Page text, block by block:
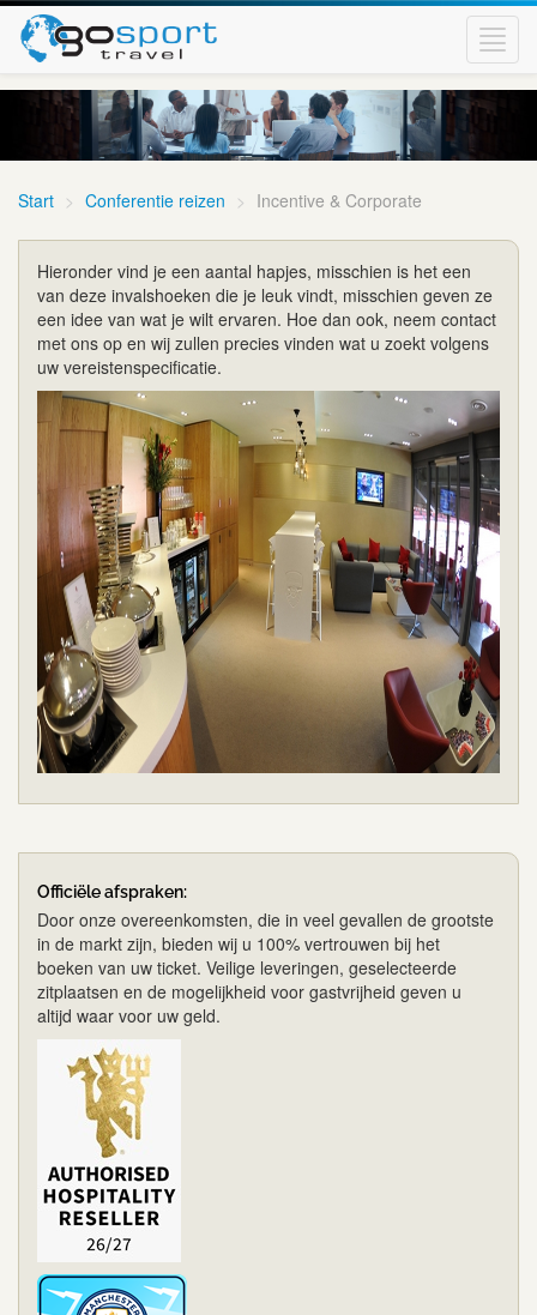
Start Conferentie reizen Incentive & Corporate
Hieronder vind je een aantal hapjes, misschien is het een
van deze invalshoeken die je leuk vindt, misschien geven ze
een idee van wat je wilt ervaren. Hoe dan ook, neem contact
met ons op en wij zullen precies vinden wat u zoekt volgens
uw vereistenspecificatie.
Officiële afspraken:
Door onze overeenkomsten, die in veel gevallen de grootste
in de markt zijn, bieden wij u 100% vertrouwen bij het
boeken van uw ticket. Veilige leveringen, geselecteerde
zitplaatsen en de mogelijkheid voor gastvrijheid geven u
altijd waar voor uw geld.